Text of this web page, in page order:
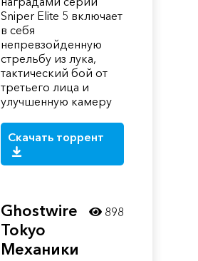
Sniper Elite 5 включает
в себя
непревзойденную
стрельбу из лука,
тактический бой от
третьего лица и
улучшенную камеру
Скачать торрент
Ghostwire
Tokyo
Механики
898